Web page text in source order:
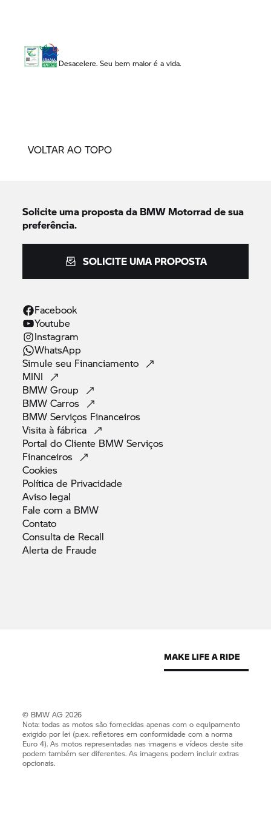
Desacelere. Seu bem maior é a vida.
VOLTAR AO TOPO
Solicite uma proposta da BMW Motorrad de sua
preferência.
SOLICITE UMA PROPOSTA
Facebook
Youtube
Instagram
WhatsApp
Simule seu Financiamento
MINI
BMWGroup
BMWCarros
BMW Serviços Financeiros
Visita àfábrica
Portal do Cliente BMW Serviços
Financeiros
Cookies
Política de Privacidade
Aviso legal
Fale com a BMW
Contato
Consulta de Recall
Alerta de Fraude
© BMW AG 2026
Nota: todas as motos são fornecidas apenas com o equipamento
exigido por lei (p.ex. refletores em conformidade com a norma
Euro 4). As motos representadas nas imagens e vídeos deste site
podem também ser diferentes. As imagens podem incluir extras
opcionais.